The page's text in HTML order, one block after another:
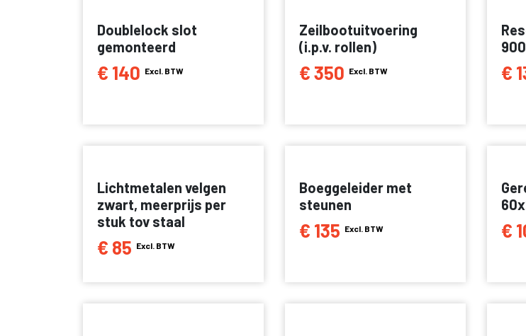
Doublelock slot
gemonteerd
€ 140 Excl. BTW
Zeilbootuitvoering
(i.p.v. rollen)
€ 350 Excl. BTW €
Lichtmetalen velgen
zwart, meerprijs per
stuk tov staal
€ 85 Excl. BTW
Boeggeleider met
steunen
€ 135 Excl. BTW €